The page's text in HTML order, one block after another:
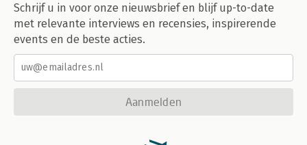
Schrijf u in voor onze nieuwsbrief en blijf up-to-date
met relevante interviews en recensies, inspirerende
events en de beste acties.
Aanmelden